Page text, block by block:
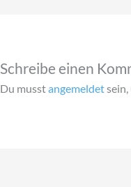
Schreibe einen
Du musstangemeldetsein,